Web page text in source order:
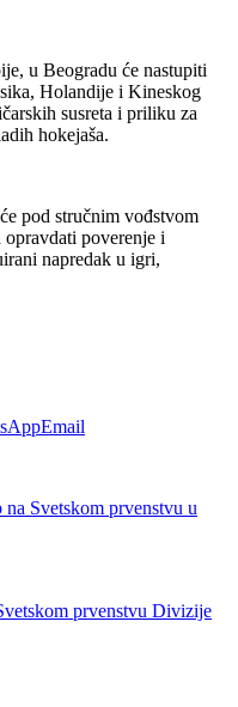
u Beogradu će nastupiti
Holandije i Kineskog
susreta i priliku za
hokejaša.
pod stručnim vođstvom
opravdati poverenje i
napredak u igri,
Email
Svetskom prvenstvu u
prvenstvu Divizije